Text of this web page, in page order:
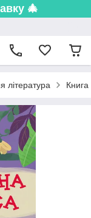
🎄
література